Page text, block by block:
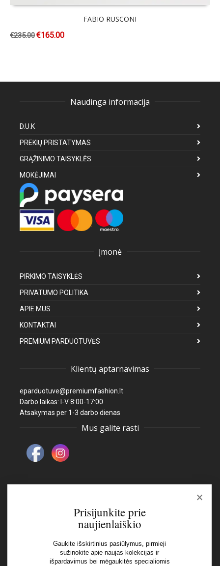
FABIO RUSCONI
€235.00€165.00
Naudinga informacija
D.U.K
PREKIŲ PRISTATYMAS
GRĄŽINIMO TAISYKLĖS
MOKĖJIMAI
Įmonė
PIRKIMO TAISYKLĖS
PRIVATUMO POLITIKA
APIE MUS
KONTAKTAI
PREMIUM PARDUOTUVĖS
Klientų aptarnavimas
eparduotuve@premiumfashion.lt
Darbo laikas: I-V 8:00-17:00
Atsakymas per 1-3 darbo dienas
Mus galite rasti
Naujienlaiškis
Aš perskaičiau ir sutinku su Privatumo Politikos
×
Prisijunkite prie
naujienlaiškio
Gaukite išskirtinius pasiūlymus, pirmieji
sužinokite apie naujas kolekcijas ir
išpardavimus bei mėgaukitės specialiomis